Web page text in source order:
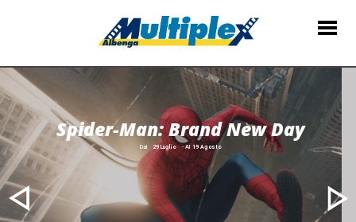
Spider-Man: BrandNewDay
Dal 29 Luglio - Al 19 Agosto